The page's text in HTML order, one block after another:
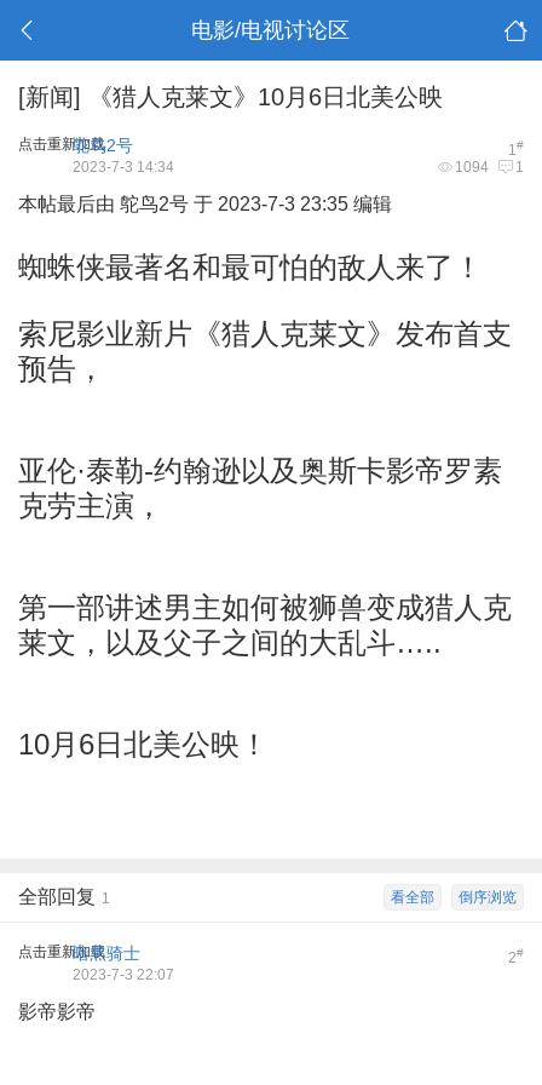
电影/电视讨论区
[新闻] 《猎人克莱文》10月6日北美公映
点击重新加载 1#
鸵鸟2号
1094 1
2023-7-3 14:34
本帖最后由 鸵鸟2号 于 2023-7-3 23:35 编辑
蜘蛛侠最著名和最可怕的敌人来了！
索尼影业新片《猎人克莱文》发布首支
预告，
亚伦·泰勒-约翰逊以及奥斯卡影帝罗素
克劳主演，
第一部讲述男主如何被狮兽变成猎人克
莱文，以及父子之间的大乱斗…..
10月6日北美公映！
倒序浏览
看全部
全部回复 1
点击重新加载 2#
暗黑骑士
2023-7-3 22:07
影帝影帝